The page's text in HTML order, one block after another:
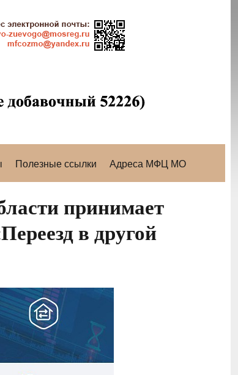
Полезные ссылки Адреса МФЦ МО
принимает
в другой